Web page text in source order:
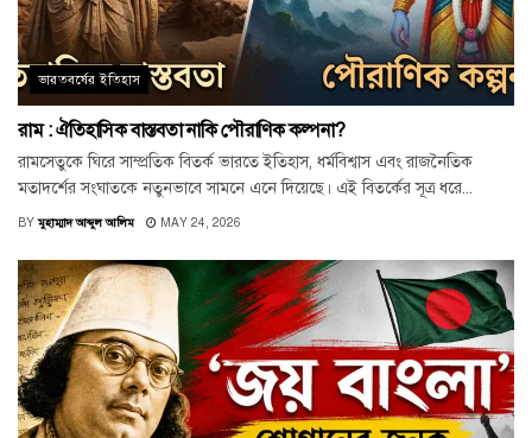
ভারতবর্ষের ইতিহাস
রাম : ঐতিহাসিক বাস্তবতা নাকি পৌরাণিক কল্পনা?
রামসেতুকে ঘিরে সাম্প্রতিক বিতর্ক ভারতে ইতিহাস, ধর্মবিশ্বাস এবং রাজনৈতিক
মতাদর্শের সংঘাতকে নতুনভাবে সামনে এনে দিয়েছে। এই বিতর্কের সূত্র ধরে...
BY মুহাম্মাদ আব্দুল আলিম MAY 24, 2026